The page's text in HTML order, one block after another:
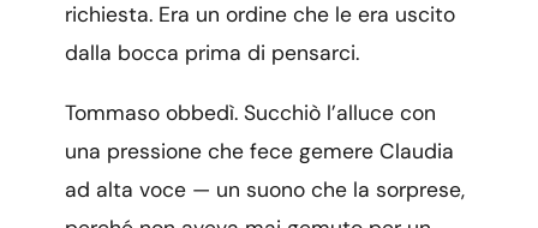
richiesta. Era un ordine che le era uscito
dalla bocca prima di pensarci.
Tommaso obbedì. Succhiò l’alluce con
una pressione che fece gemere Claudia
ad alta voce — un suono che la sorprese,